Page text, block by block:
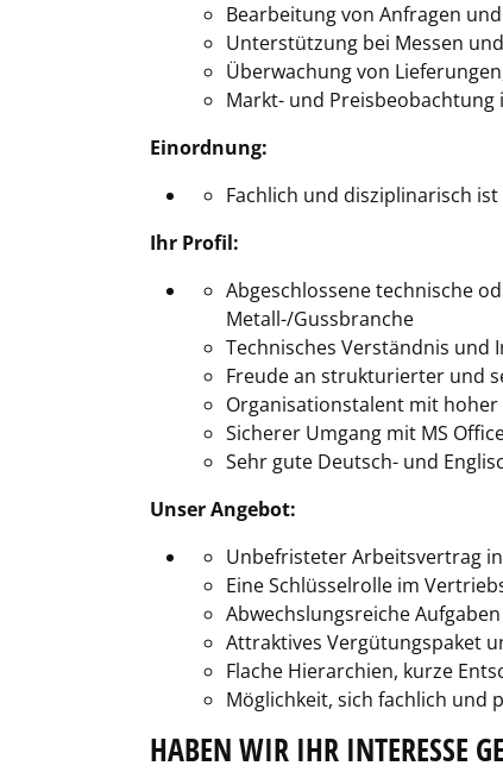
Bearbeitung von Anfragen
Unterstützung bei Messen
Überwachung von
Markt- und Preisbeobachtung
Einordnung:
Fachlich und disziplinarisch
Ihr Profil:
Abgeschlossene technische
Metall-/Gussbranche
Technisches Verständnis und
Freude an strukturierter und
Organisationstalent mit
Sicherer Umgang mit MS
Sehr gute Deutsch- und
Unser Angebot:
Unbefristeter Arbeitsvertrag
Eine Schlüsselrolle im
Abwechslungsreiche
Attraktives Vergütungspaket
Flache Hierarchien, kurze
Möglichkeit, sich fachlich und
HABEN WIR IHR INTERESSE